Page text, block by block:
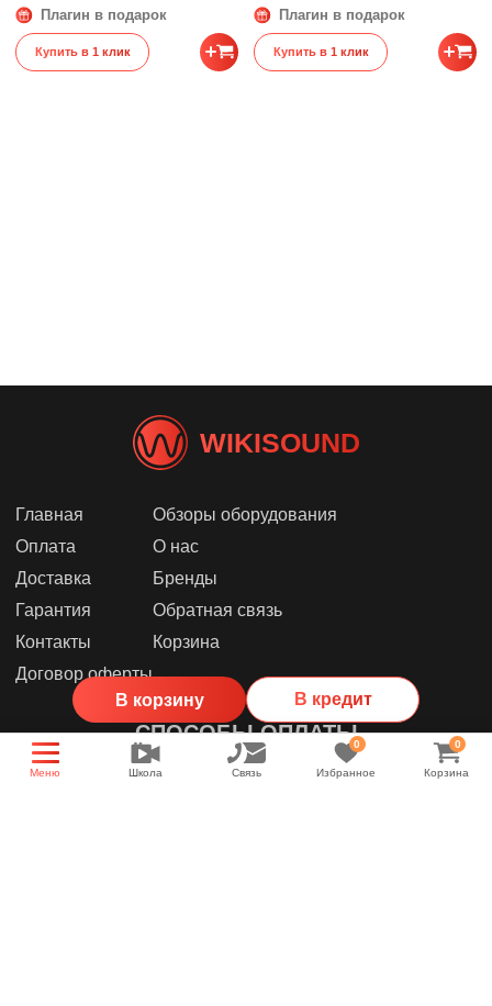
В корзину В кредит
Плагин в подарок
Купить в 1 клик
Плагин в подарок
Купить в 1 клик
WIKISOUND
Главная
Оплата
Доставка
Гарантия
Контакты
Договор оферты
Обзоры оборудования
О нас
Бренды
Обратная связь
Корзина
СПОСОБЫ ОПЛАТЫ
Меню Школа Связь
0
Избранное
0
Корзина